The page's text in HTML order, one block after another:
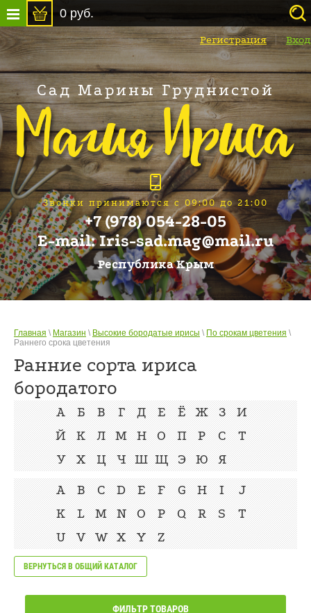
0 руб.
Регистрация Вход
Сад Марины Груднистой
Звонки принимаются с 09:00 до 21:00
+7 (978) 054-28-05
E-mail: Iris-sad.mag@mail.ru
Республика Крым
Главная \ Магазин \ Высокие бородатые ирисы \ По срокам цветения \
Раннего срока цветения
Ранние сорта ириса
бородатого
А Б В Г Д Е Ё Ж З
И
Й
К Л М Н О П Р С
Т
У
Х Ц Ч Ш Щ Э Ю Я
A B C D E F G H I
J
K
L M N O P Q R S
T
U
V W X Y Z
ВЕРНУТЬСЯ В ОБЩИЙ КАТАЛОГ
ФИЛЬТР ТОВАРОВ